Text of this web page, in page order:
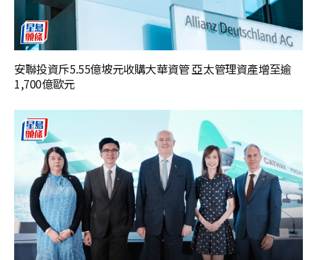
安聯投資斥5.55億坡元收購大華資管 亞太管理資產增至逾
1,700億歐元